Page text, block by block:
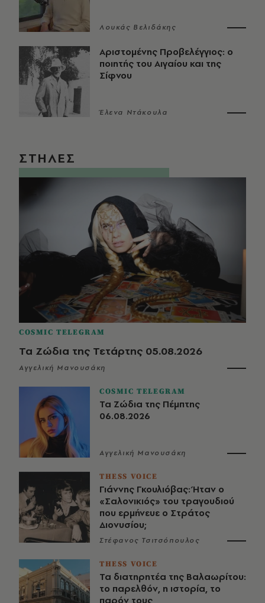
Λουκάς Βελιδάκης
Αριστομένης Προβελέγγιος: ο
ποιητής του Αιγαίου και της
Σίφνου
Έλενα Ντάκουλα
ΣΤΗΛΕΣ
COSMIC TELEGRAM
Τα Ζώδια της Τετάρτης 05.08.2026
Αγγελική Μανουσάκη
COSMIC TELEGRAM
Τα Ζώδια της Πέμπτης
06.08.2026
Αγγελική Μανουσάκη
THESS VOICE
Γιάννης Γκουλιόβας: Ήταν ο
«Σαλονικιός» του τραγουδιού
που ερμήνευε ο Στράτος
Διονυσίου;
Στέφανος Τσιτσόπουλος
THESS VOICE
Τα διατηρητέα της Βαλαωρίτου:
το παρελθόν, η ιστορία, το
παρόν τους